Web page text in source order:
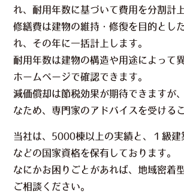
れ、耐用年数に基づいて費用を分割計
修繕費は建物の維持・修復を目的とし
れ、その年に一括計上します。
耐用年数は建物の構造や用途によって
ホームページで確認できます。
減価償却は節税効果が期待できますが
なため、専門家のアドバイスを受ける
当社は、5000棟以上の実績と、１級建
などの国家資格を保有しております。
なにかお困りごとがあれば、地域密着
ご相談ください。